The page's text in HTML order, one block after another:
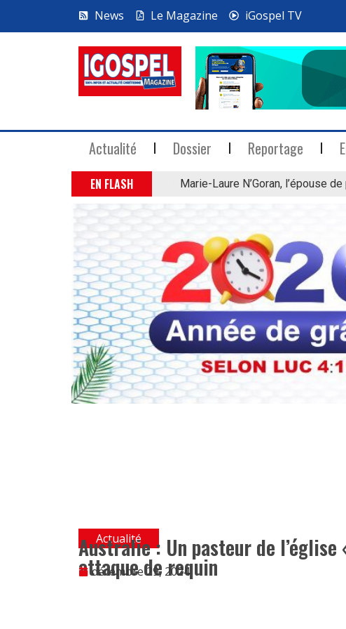
News Le Magazine iGospel TV
Actualité Dossier Reportage
EN FLASH Marie-Laure N’Goran, l’épouse
Actualité
Australie : Un pasteur de l’église
attaque de requin
décembre 29, 2024